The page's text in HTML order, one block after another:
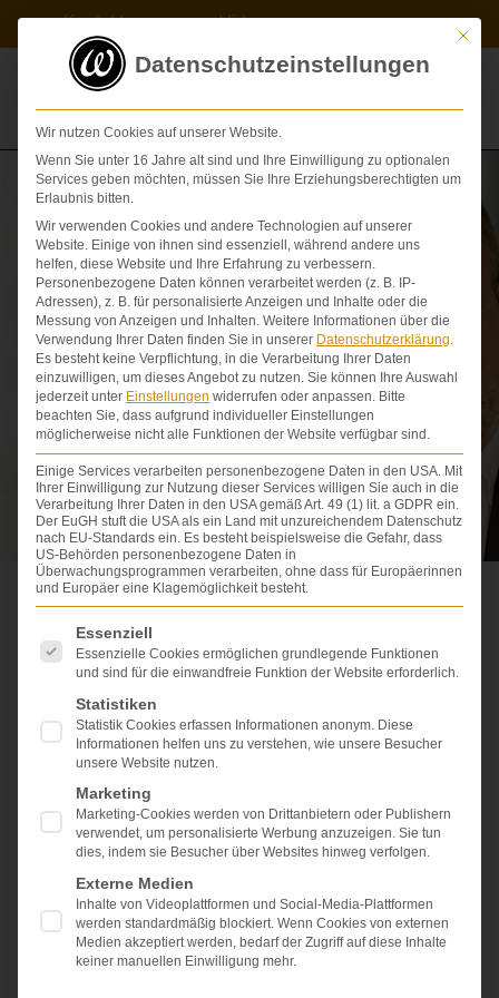
springen
Kontakt Videos
FAQ – Arzt­
haftung
10 Fragen und Antwortern zu Arzthaftung
Diese komprimierten Antworten auf häufig gestellte
Fragen zum Arzthaftungsrecht sollen einen kurzen
und knappen Querschnitt über die Materie
ermöglichen und dazu anregen, sich ergänzend zu
informieren, beispielsweise hier:
Lexikon der
Patientenrechte.
1. Was versteht man
unter dem
Selbstbestimmungsrecht
Mit
Datenschutzeinstellungen
Wir nutzen Cookies auf unserer Website.
Wenn Sie unter 16 Jahre alt sind und Ihre Einwilligung zu optionalen
Services geben möchten, müssen Sie Ihre Erziehungsberechtigten um
Erlaubnis bitten.
Wir verwenden Cookies und andere Technologien auf unserer
Website. Einige von ihnen sind essenziell, während andere uns
helfen, diese Website und Ihre Erfahrung zu verbessern.
Personenbezogene Daten können verarbeitet werden (z. B. IP-
Adressen), z. B. für personalisierte Anzeigen und Inhalte oder die
Messung von Anzeigen und Inhalten. Weitere Informationen über die
Verwendung Ihrer Daten finden Sie in unserer Datenschutzerklärung.
Es besteht keine Verpflichtung, in die Verarbeitung Ihrer Daten
einzuwilligen, um dieses Angebot zu nutzen. Sie können Ihre Auswahl
jederzeit unter Einstellungen widerrufen oder anpassen. Bitte
beachten Sie, dass aufgrund individueller Einstellungen
möglicherweise nicht alle Funktionen der Website verfügbar sind.
Einige Services verarbeiten personenbezogene Daten in den USA. Mit
Ihrer Einwilligung zur Nutzung dieser Services willigen Sie auch in die
Verarbeitung Ihrer Daten in den USA gemäß Art. 49 (1) lit. a GDPR ein.
Der EuGH stuft die USA als ein Land mit unzureichendem Datenschutz
nach EU-Standards ein. Es besteht beispielsweise die Gefahr, dass
US-Behörden personenbezogene Daten in
Überwachungsprogrammen verarbeiten, ohne dass für Europäerinnen
und Europäer eine Klagemöglichkeit besteht.
Es folgt eine Liste der Service-Gruppen, für die eine
Essenziell
Essenzielle Cookies ermöglichen grundlegende Funktionen
und sind für die einwandfreie Funktion der Website erforderlich.
Statistiken
Statistik Cookies erfassen Informationen anonym. Diese
Informationen helfen uns zu verstehen, wie unsere Besucher
unsere Website nutzen.
Marketing
Marketing-Cookies werden von Drittanbietern oder Publishern
verwendet, um personalisierte Werbung anzuzeigen. Sie tun
dies, indem sie Besucher über Websites hinweg verfolgen.
Externe Medien
Inhalte von Videoplattformen und Social-Media-Plattformen
werden standardmäßig blockiert. Wenn Cookies von externen
Medien akzeptiert werden, bedarf der Zugriff auf diese Inhalte
keiner manuellen Einwilligung mehr.